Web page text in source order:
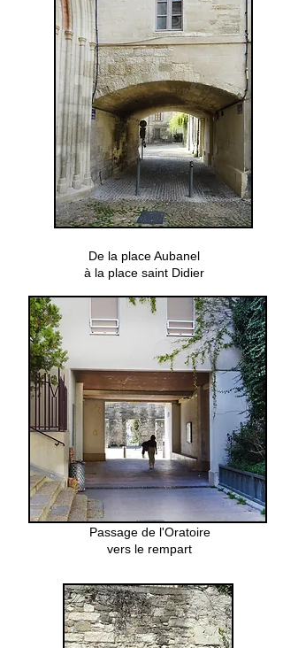
De la place Aubanel
à la place saint Didier
Passage de l'Oratoire
vers le rempart